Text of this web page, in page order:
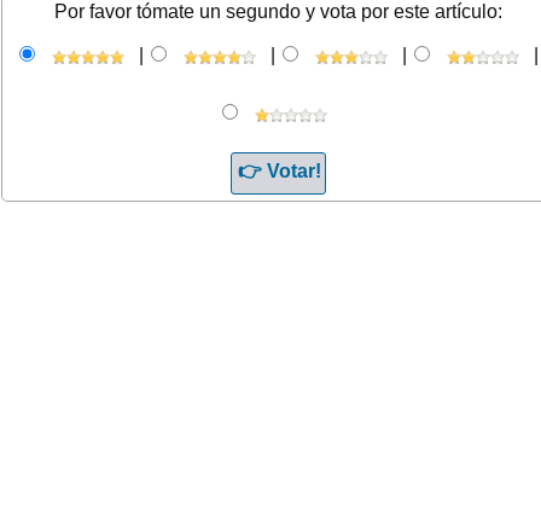
Por favor tómate un segundo y vota por este artículo: